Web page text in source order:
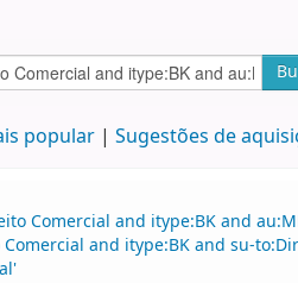
popular Sugestões de
Comercial and itype:BK and
and itype:BK and su-